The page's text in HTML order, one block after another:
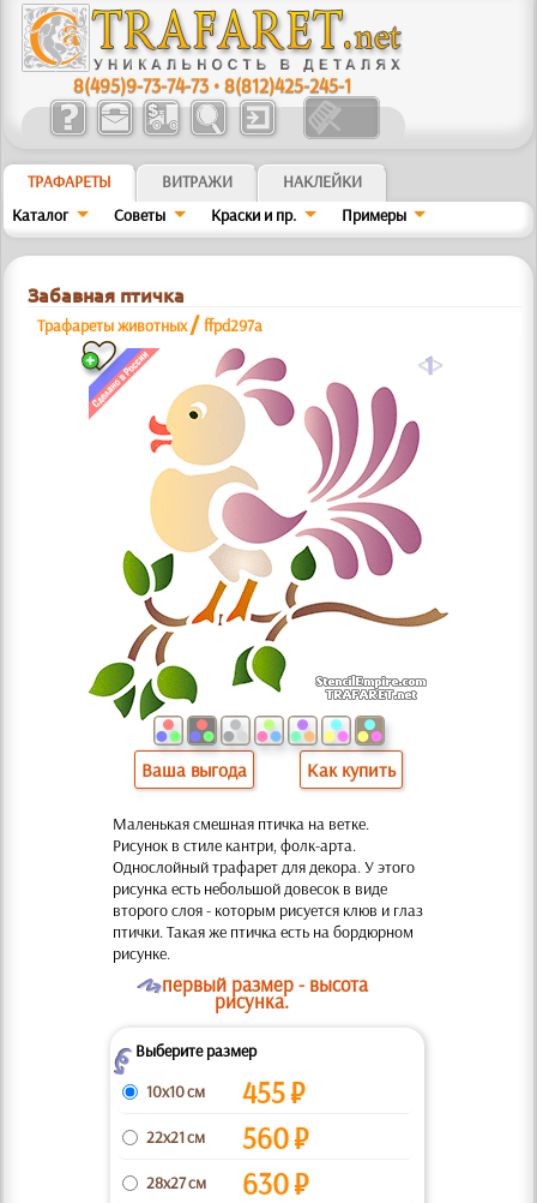
8(495)9-73-74-73 •8(812)425-245-1
ТРАФАРЕТЫ ВИТРАЖИ
НАКЛЕЙКИ
Каталог
Советы Краски и пр. Примеры
Забавная птичка
Трафареты животных /ffpd297a
a
Ваша выгода Как купить
Маленькая смешная птичка на ветке.
Рисунок в стиле кантри, фолк-арта.
Однослойный трафарет для декора. У этого
рисунка есть небольшой довесок в виде
второго слоя - которым рисуется клюв и глаз
птички. Такая же птичка есть на бордюрном
рисунке.
Oпервый размер - высота
рисунка.
ZВыберите размер
10x10 см
455₽
22x21 см 560₽
28x27 см 630₽